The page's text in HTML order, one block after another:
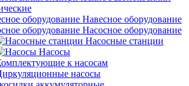
Навесное оборудование
Насосное оборудование
Насосные станции
Насосы
к насосам
насосы